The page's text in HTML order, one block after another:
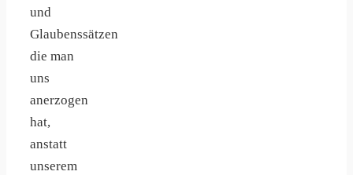
und
Glaubenssätzen
die man
uns
anerzogen
hat,
anstatt
unserem